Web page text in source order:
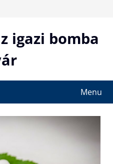
igazi bomba
Menu